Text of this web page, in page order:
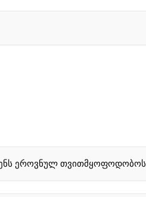
ეროვნულ თვითმყოფოდობოს